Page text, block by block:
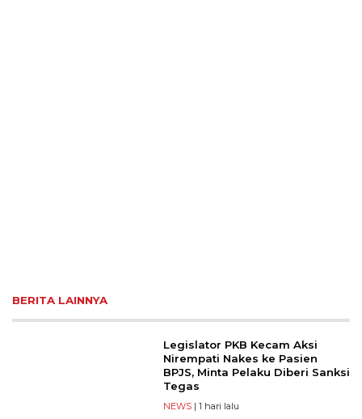
BERITA LAINNYA
Legislator PKB Kecam Aksi
Nirempati Nakes ke Pasien
BPJS, Minta Pelaku Diberi Sanksi
Tegas
NEWS| 1 hari lalu